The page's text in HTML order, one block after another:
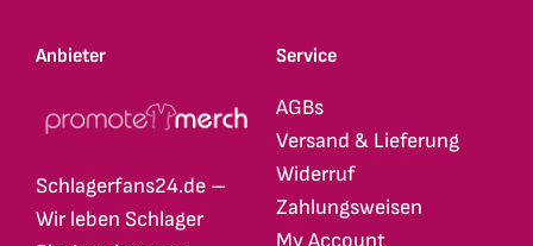
Anbieter
Schlagerfans24.de –
Wir leben Schlager
Service
AGBs
Versand & Lieferung
Widerruf
Zahlungsweisen
My Account